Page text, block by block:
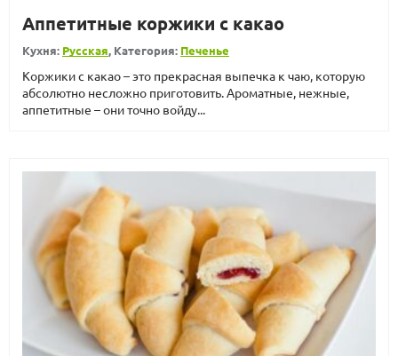
Аппетитные коржики с какао
Кухня: Русская, Категория: Печенье
Коржики с какао – это прекрасная выпечка к чаю, которую
абсолютно несложно приготовить. Ароматные, нежные,
аппетитные – они точно войду...